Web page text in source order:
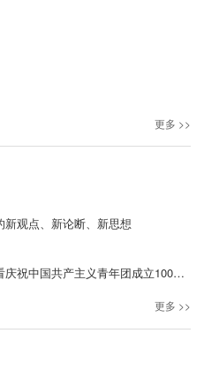
更多 >>
新观点、新论断、新思想
北京金河水务建设集团团委组织观看庆祝中国共产主义青年团成立100周年大会
更多 >>